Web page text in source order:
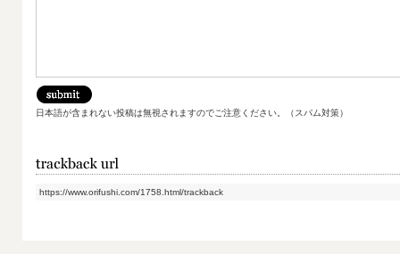
日本語が含まれない投稿は無視されますのでご注意ください。（スパム対策）
https://www.orifushi.com/1758.html/trackback